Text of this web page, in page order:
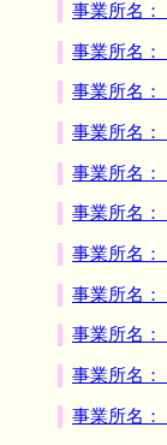
事業所名
事業所名：
事業所名：
事業所名：
事業所名：
事業所名：
事業所名：
事業所名
事業所名
事業所名
事業所名